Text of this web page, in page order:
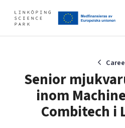
Find your network
Senior
inom
Combitech i